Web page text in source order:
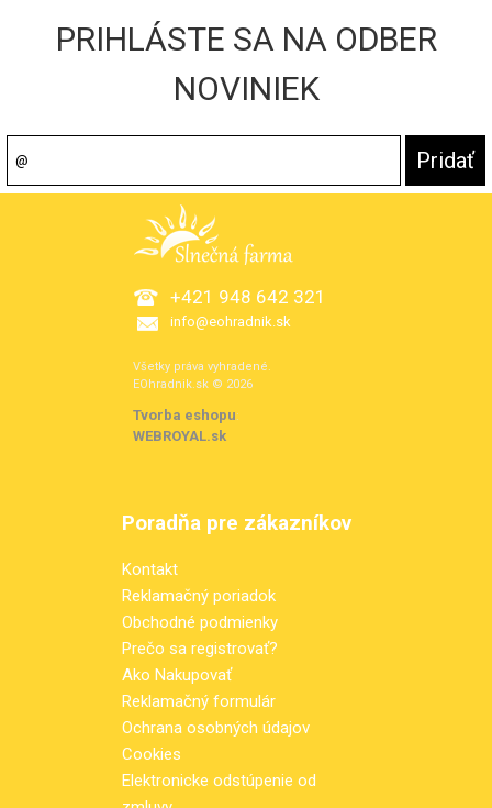
PRIHLÁSTE SA NA ODBER
NOVINIEK
+421 948 642 321
info@eohradnik.sk
Všetky práva vyhradené.
EOhradnik.sk © 2026
Tvorba eshopu:
WEBROYAL.sk
Poradňa pre zákazníkov
Kontakt
Reklamačný poriadok
Obchodné podmienky
Prečo sa registrovať?
Ako Nakupovať
Reklamačný formulár
Ochrana osobných údajov
Cookies
Elektronicke odstúpenie od